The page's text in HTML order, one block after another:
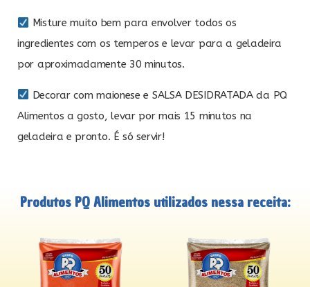
Misture muito bem para envolver todos os
ingredientes com os temperos e levar para a geladeira
por aproximadamente 30 minutos.
Decorar com maionese e SALSA DESIDRATADA da PQ
Alimentos a gosto, levar por mais 15 minutos na
geladeira e pronto. É só servir!
Produtos PQ Alimentos utilizados nessa receita: